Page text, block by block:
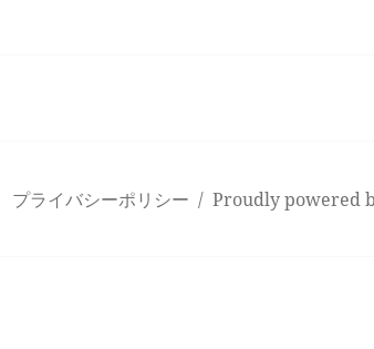
プライバシーポリシー Proudly powered